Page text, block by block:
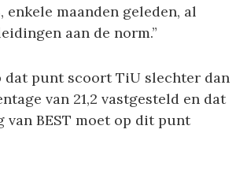
maanden geleden, al
aan de norm.”
dat punt scoort TiU slechter dan
van 21,2 vastgesteld en dat
van BEST moet op dit punt